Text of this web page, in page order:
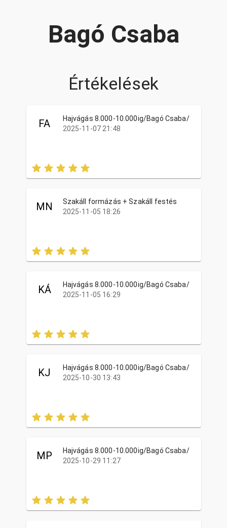
Bagó Csaba
Értékelések
FA
Hajvágás 8.000-10.000ig/Bagó Csaba/
2025-11-07 21:48
MN
Szakáll formázás + Szakáll festés
2025-11-05 18:26
KÁ
Hajvágás 8.000-10.000ig/Bagó Csaba/
2025-11-05 16:29
KJ
Hajvágás 8.000-10.000ig/Bagó Csaba/
2025-10-30 13:43
MP
Hajvágás 8.000-10.000ig/Bagó Csaba/
2025-10-29 11:27